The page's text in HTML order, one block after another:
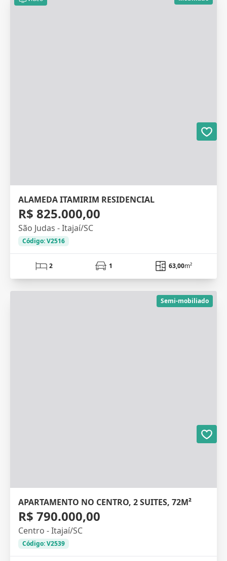
ALAMEDA ITAMIRIM RESIDENCIAL
R$ 825.000,00
São Judas - Itajaí/SC
Código: V2516
2 1 63,00m²
Semi-mobiliado
APARTAMENTO NO CENTRO, 2 SUITES, 72M²
R$ 790.000,00
Centro - Itajaí/SC
Código: V2539